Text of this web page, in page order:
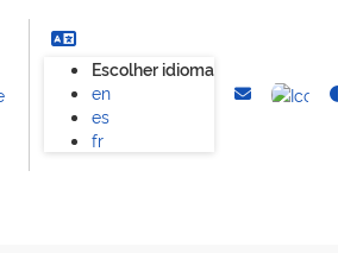
Escolher idioma
en
es
fr